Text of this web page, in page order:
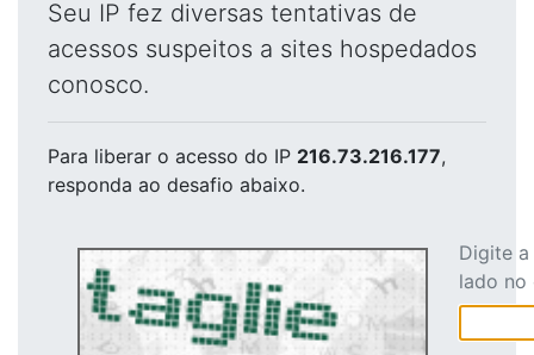
Seu IP fez diversas tentativas de
acessos suspeitos a sites hospedados
conosco.
Para liberar o acesso do IP 216.73.216.177,
responda ao desafio abaixo.
Digite
lado no